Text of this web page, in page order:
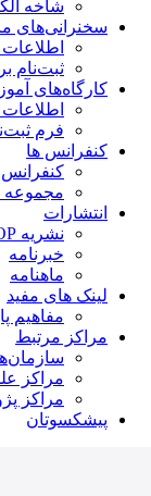
شاخه‌
سخنرانی‌های
اطلاعات
ثبت‌نام
کارگاه‌های
اطلاعات
فرم
کنفرانس ها
کنفرانس
مجموعه
انتشارات
نشریه IJOP
خبرنامه
ماهنامه
لینک های مفید
مفاهیم پایه
مراکز مرتبط
سازمان‌ها
مراکز
مراکز
پیشکسوتان